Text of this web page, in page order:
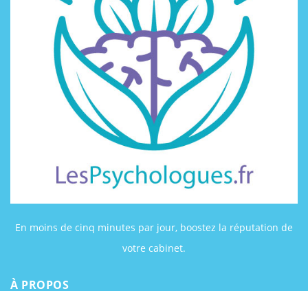
En moins de cinq minutes par jour, boostez la réputation de
votre cabinet.
À PROPOS